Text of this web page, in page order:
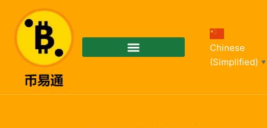
Chinese
(Simplified)
▼